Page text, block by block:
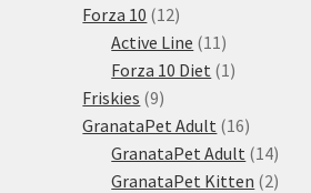
Forza 10 1212
produktů
Active Line 11 11
produktů
Forza 10 Diet 1 1
Friskies 99
produktů
GranataPet Adult 1616
produktů
GranataPet Adult 1414
GranataPet Kitten 22